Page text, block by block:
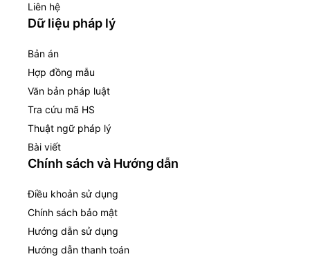
Liên hệ
Dữ liệu pháp lý
Bản án
Hợp đồng mẫu
Văn bản pháp luật
Tra cứu mã HS
Thuật ngữ pháp lý
Bài viết
Chính sách và Hướng dẫn
Điều khoản sử dụng
Chính sách bảo mật
Hướng dẫn sử dụng
Hướng dẫn thanh toán